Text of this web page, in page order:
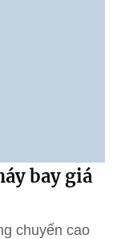
bay giá
chuyến cao